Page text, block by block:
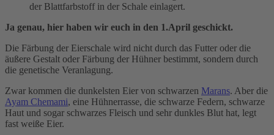
der Blattfarbstoff in der Schale einlagert.
Ja genau, hier haben wir euch in den 1.April geschickt.
Die Färbung der Eierschale wird nicht durch das Futter oder die
äußere Gestalt oder Färbung der Hühner bestimmt, sondern durch
die genetische Veranlagung.
Zwar kommen die dunkelsten Eier von schwarzen Marans. Aber die
Ayam Chemami, eine Hühnerrasse, die schwarze Federn, schwarze
Haut und sogar schwarzes Fleisch und sehr dunkles Blut hat, legt
fast weiße Eier.